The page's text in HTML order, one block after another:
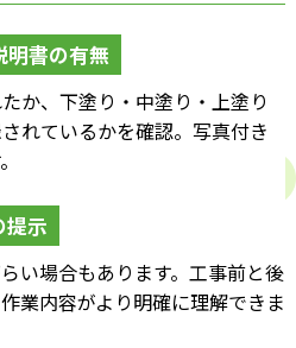
明書の有無
か、下塗り・中塗り・上塗り
れているかを確認。写真付き
提示
い場合もあります。工事前と後
業内容がより明確に理解できま